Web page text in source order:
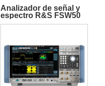
Analizador de señal y
espectro R&S FSW50